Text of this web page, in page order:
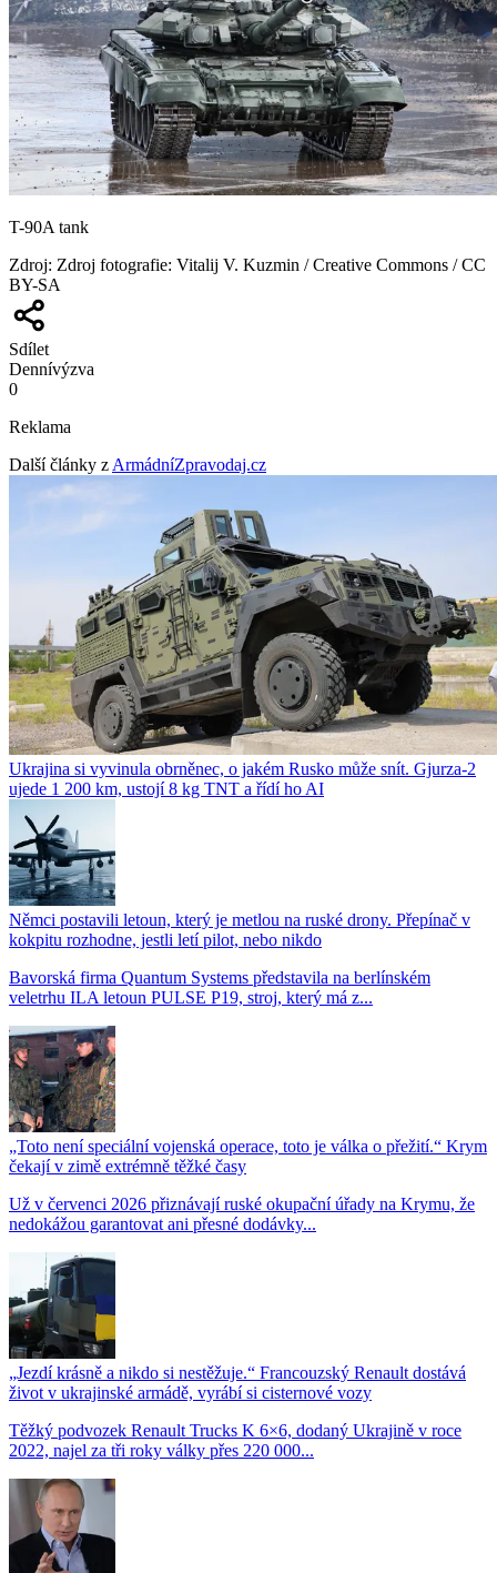
T-90A tank
Zdroj: Zdroj fotografie: Vitalij V. Kuzmin / Creative Commons / CC
BY-SA
Sdílet
Dennívýzva
0
Reklama
Další články z ArmádníZpravodaj.cz
Ukrajina si vyvinula obrněnec, o jakém Rusko může snít. Gjurza-2
ujede 1 200 km, ustojí 8 kg TNT a řídí ho AI
Němci postavili letoun, který je metlou na ruské drony. Přepínač v
kokpitu rozhodne, jestli letí pilot, nebo nikdo
Bavorská firma Quantum Systems představila na berlínském
veletrhu ILA letoun PULSE P19, stroj, který má z...
„Toto není speciální vojenská operace, toto je válka o přežití.“ Krym
čekají v zimě extrémně těžké časy
Už v červenci 2026 přiznávají ruské okupační úřady na Krymu, že
nedokážou garantovat ani přesné dodávky...
„Jezdí krásně a nikdo si nestěžuje.“ Francouzský Renault dostává
život v ukrajinské armádě, vyrábí si cisternové vozy
Těžký podvozek Renault Trucks K 6×6, dodaný Ukrajině v roce
2022, najel za tři roky války přes 220 000...